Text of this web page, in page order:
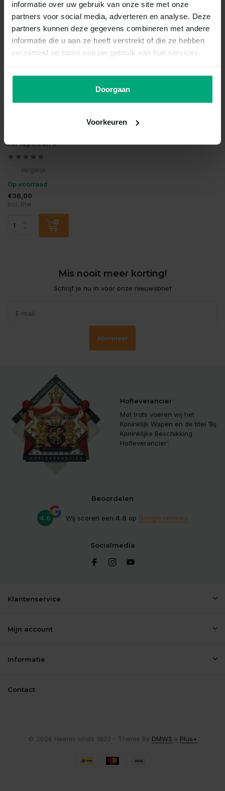
informatie over uw gebruik van onze site met onze
partners voor social media, adverteren en analyse. Deze
partners kunnen deze gegevens combineren met andere
informatie die u aan ze heeft verstrekt of die ze hebben
verzameld op basis van uw gebruik van hun services.
Doorgaan
Voorkeuren
Jbl topclean ii
Vergelijk
Op voorraad
€36,00
Incl. btw
Mis nooit meer korting!
Schrijf je nu in voor onze nieuwsbrief
Abonneer
Hofleverancier
Met trots voeren wij het
Koninklijk Wapen en de titel ‘Bij
Koninklijke Beschikking
Hofleverancier'.
Beoordelen
4.6 Wij scoren een 4.6 op Google reviews
Socialmedia
Klantenservice
Mijn account
Informatie
Contact
© 2026 Heems sinds 1822 - Theme By DMWS x Plus+